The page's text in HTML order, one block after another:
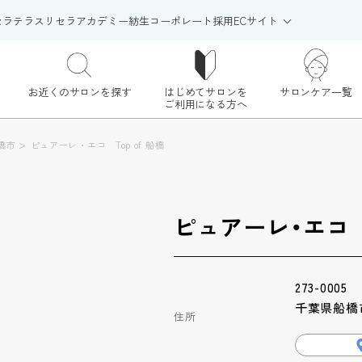
テラス リセラアカデミー紡生コーポレート採用ECサイト
お近くのサロンを探す はじめてサロンを
ご利用になる方へ
サロンケア一覧
市 > ピュアーレ・エコ Top of 船橋
ピュアーレ・エ
住所
273-0005
千葉県船